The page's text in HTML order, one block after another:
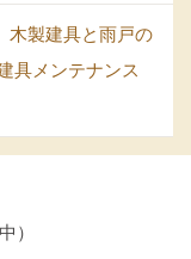
木製建具と雨戸の
具メンテナンス
）